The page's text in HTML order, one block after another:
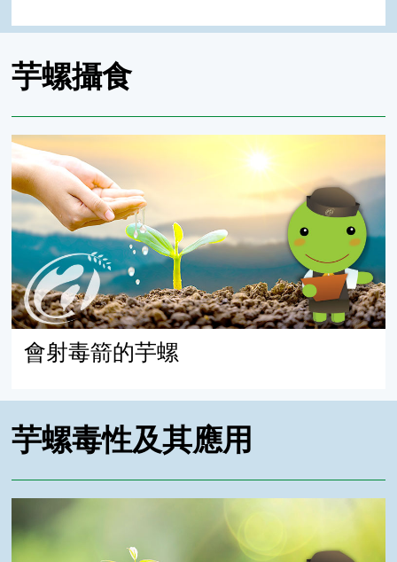
芋螺攝食
會射毒箭的芋螺
會射毒箭的芋螺
芋螺毒性及其應用
Breakthrough: The Killer Snail Chemist